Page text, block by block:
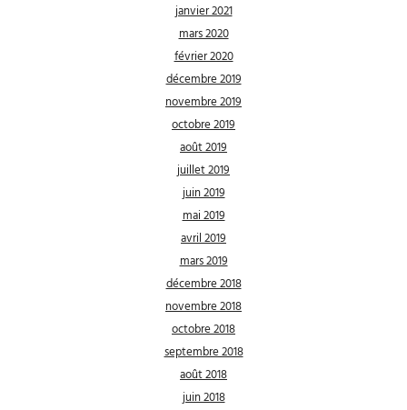
janvier 2021
mars 2020
février 2020
décembre 2019
novembre 2019
octobre 2019
août 2019
juillet 2019
juin 2019
mai 2019
avril 2019
mars 2019
décembre 2018
novembre 2018
octobre 2018
septembre 2018
août 2018
juin 2018